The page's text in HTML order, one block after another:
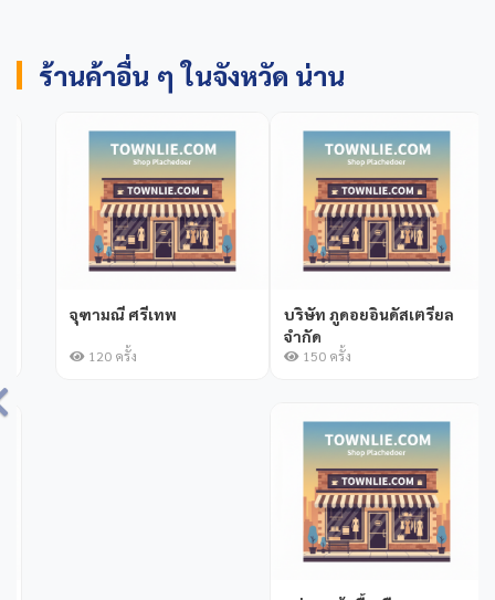
ร้านค้าอื่น ๆ ในจังหวัด น่าน
บริษัท ภูดอยอินดัสเตรียล
150 ครั้ง
ระเบียบผ้าทอ
114 ครั้ง